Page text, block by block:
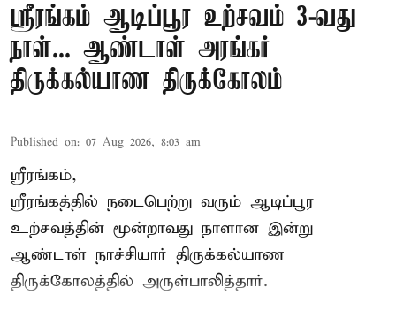
ஸ்ரீரங்கம் ஆடிப்பூர உற்சவம் 3-வது
நாள்... ஆண்டாள் அரங்கர்
திருக்கல்யாண திருக்கோலம்
Published on: 07 Aug 2026, 8:03 am
ஸ்ரீரங்கம்,
ஸ்ரீரங்கத்தில் நடைபெற்று வரும் ஆடிப்பூர
உற்சவத்தின் மூன்றாவது நாளான இன்று
ஆண்டாள் நாச்சியார் திருக்கல்யாண
திருக்கோலத்தில் அருள்பாலித்தார்.